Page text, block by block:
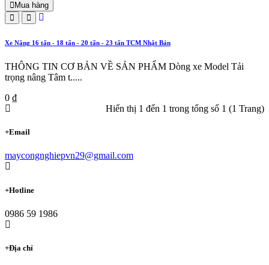
Mua hàng
Xe Nâng 16 tấn - 18 tấn - 20 tấn - 23 tấn TCM Nhật Bản
THÔNG TIN CƠ BẢN VỀ SẢN PHẨM Dòng xe Model Tải
trọng nâng Tâm t.....
0 ₫
Hiển thị 1 đến 1 trong tổng số 1 (1 Trang)
+Email
maycongnghiepvn29@gmail.com
+Hotline
0986 59 1986
+Địa chỉ